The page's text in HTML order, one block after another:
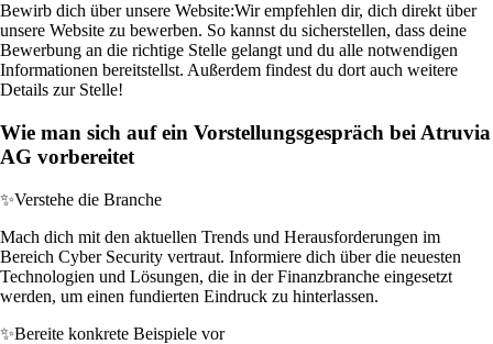
Bewirb dich über unsere Website:Wir empfehlen dir, dich direkt über
unsere Website zu bewerben. So kannst du sicherstellen, dass deine
Bewerbung an die richtige Stelle gelangt und du alle notwendigen
Informationen bereitstellst. Außerdem findest du dort auch weitere
Details zur Stelle!
Wie man sich auf ein Vorstellungsgespräch bei Atruvia
AG vorbereitet
✨Verstehe die Branche
Mach dich mit den aktuellen Trends und Herausforderungen im
Bereich Cyber Security vertraut. Informiere dich über die neuesten
Technologien und Lösungen, die in der Finanzbranche eingesetzt
werden, um einen fundierten Eindruck zu hinterlassen.
✨Bereite konkrete Beispiele vor